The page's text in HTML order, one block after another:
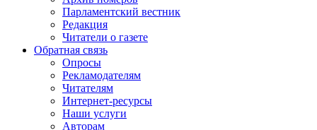
Парламентский вестник
Редакция
Читатели о газете
Обратная связь
Опросы
Рекламодателям
Читателям
Интернет-ресурсы
Наши услуги
Авторам